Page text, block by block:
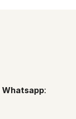
Whatsapp: